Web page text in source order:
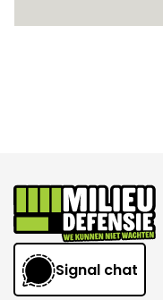
Signal chat